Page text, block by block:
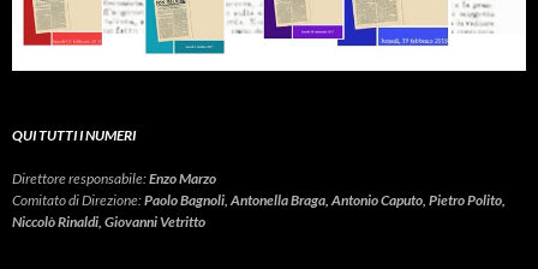
QUI TUTTI I NUMERI
Direttore responsabile:Enzo Marzo
Comitato di Direzione:Paolo Bagnoli, Antonella Braga, Antonio Caputo, Pietro Polito,
Niccolò Rinaldi, Giovanni Vetritto